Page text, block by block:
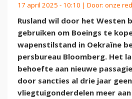
17 april 2025 - 10:10 | Door: onze
Rusland wil door het Westen
gebruiken om Boeings te
wapenstilstand in Oekraïne
persbureau Bloomberg. Het
behoefte aan nieuwe
door sancties al drie jaar
vliegtuigonderdelen meer aan